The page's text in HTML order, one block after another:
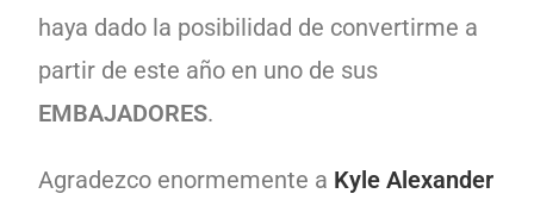
haya dado la posibilidad de convertirme a
partir de este año en uno de sus
EMBAJADORES.
Agradezco enormemente a Kyle Alexander